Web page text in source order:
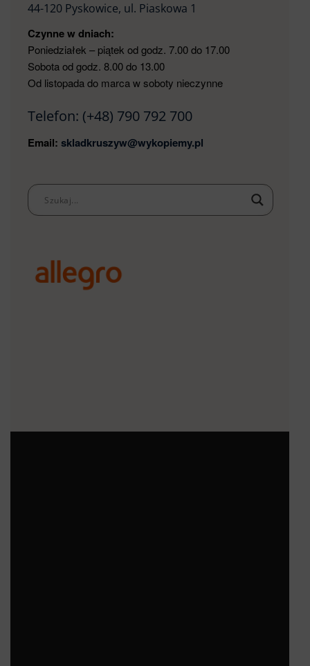
44-120 Pyskowice, ul. Piaskowa 1
Czynne w dniach:
Poniedziałek – piątek od godz. 7.00 do 17.00
Sobota od godz. 8.00 do 13.00
Od listopada do marca w soboty nieczynne
Telefon: (+48) 790 792 700
Email: skladkruszyw@wykopiemy.pl